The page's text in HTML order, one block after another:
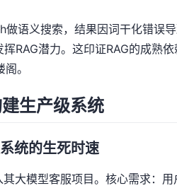
语义搜索，结果因词干化错误导
RAG潜力。这印证RAG的成熟依
。
生产级系统
统的生死时速
大模型客服项目。核心需求：